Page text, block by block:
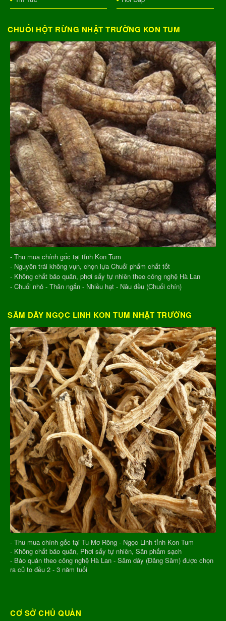
CHUỐI HỘT RỪNG NHẬT TRƯỜNG KON TUM
- Thu mua chính gốc tại tỉnh Kon Tum
- Nguyên trái không vụn, chọn lựa Chuối phẩm chất tốt
- Không chất bảo quản, phơi sấy tự nhiên theo công nghệ Hà Lan
- Chuối nhỏ - Thân ngắn - Nhiều hạt - Nâu đều (Chuối chín)
SÂM DÂY NGỌC LINH KON TUM NHẬT TRƯỜNG
- Thu mua chính gốc tại Tu Mơ Rông - Ngọc Linh tỉnh Kon Tum
- Không chất bảo quản, Phơi sấy tự nhiên, Sản phẩm sạch
- Bảo quản theo công nghệ Hà Lan - Sâm dây (Đảng Sâm) được chọn
ra củ to đều 2 - 3 năm tuổi
CƠ SỞ CHỦ QUẢN